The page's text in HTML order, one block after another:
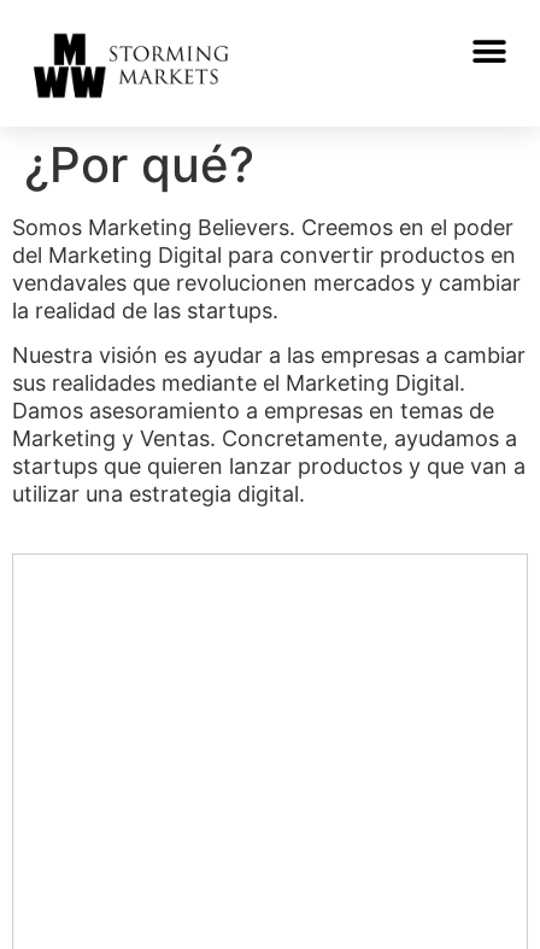
¿Por qué?
Somos Marketing Believers. Creemos en el poder
del Marketing Digital para convertir productos en
vendavales que revolucionen mercados y cambiar
la realidad de las startups.
Nuestra visión es ayudar a las empresas a cambiar
sus realidades mediante el Marketing Digital.
Damos asesoramiento a empresas en temas de
Marketing y Ventas. Concretamente, ayudamos a
startups que quieren lanzar productos y que van a
utilizar una estrategia digital.